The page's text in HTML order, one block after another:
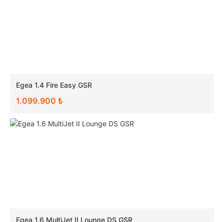
Egea 1.4 Fire Easy GSR
1.099.900 ₺
Egea 1.6 MultiJet II Lounge DS GSR